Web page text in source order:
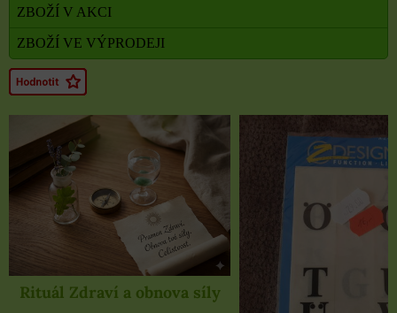
ZBOŽÍ V AKCI
ZBOŽÍ VE VÝPRODEJI
Rituál Zdraví a obnova síly